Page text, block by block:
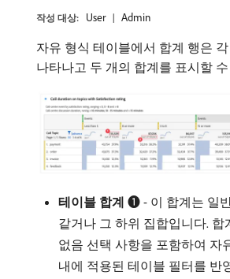
작성 대상: User Admin
자유 형식 테이블에서 합계 행은
나타나고 두 개의 합계를 표시할
테이블 합계 ➊ - 이 합계는 일
같거나 그 하위 집합입니다. 합
없음 선택 사항을 포함하여 자
내에 적용된 테이블 필터를 반